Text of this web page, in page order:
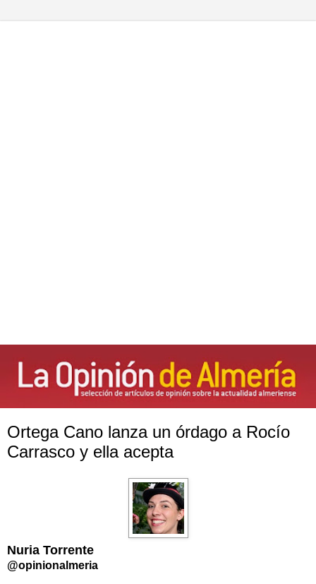
Ortega Cano lanza un órdago a Rocío
Carrasco y ella acepta
Nuria Torrente
@opinionalmeria